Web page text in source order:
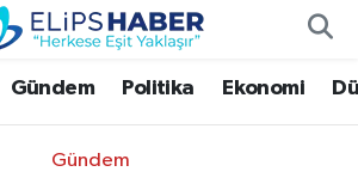
Gündem Politika Ekonomi
Gündem